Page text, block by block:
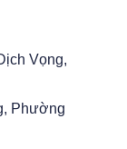
Vọng,
Phường